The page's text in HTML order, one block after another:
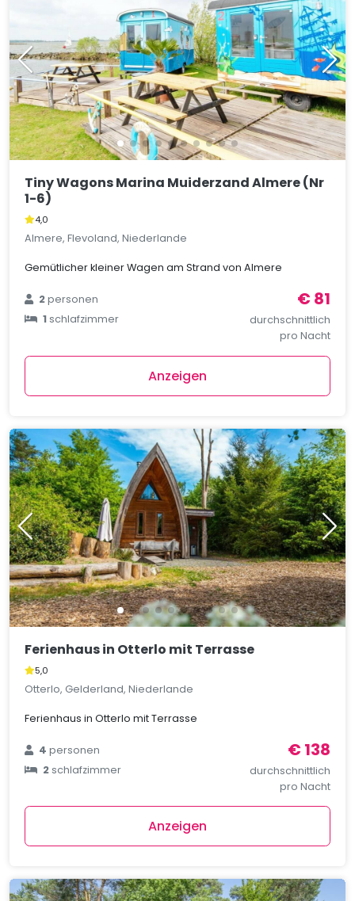
Tiny Wagons Marina Muiderzand Almere (Nr
1-6)
4,0
Almere, Flevoland, Niederlande
Gemütlicher kleiner Wagen am Strand von Almere
2personen
1schlafzimmer
€ 81
durchschnittlich
pro Nacht
Anzeigen
Ferienhaus in Otterlo mit Terrasse
5,0
Otterlo, Gelderland, Niederlande
Ferienhaus in Otterlo mit Terrasse
4personen
2schlafzimmer
€ 138
durchschnittlich
pro Nacht
Anzeigen